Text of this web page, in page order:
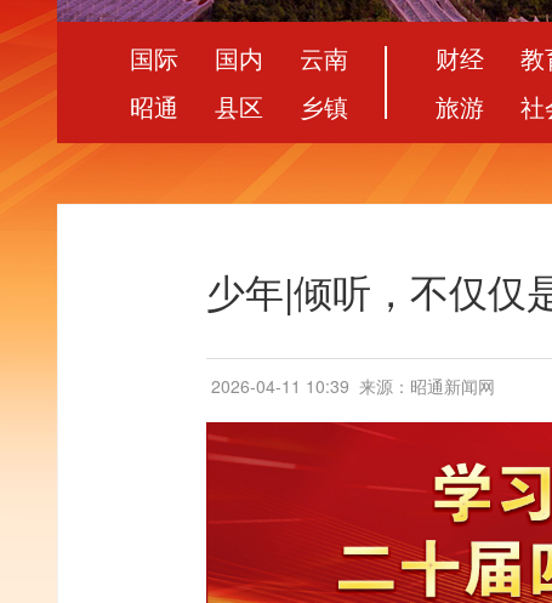
国际 国内
云南
昭通
县区 乡镇
财经 教
旅游
社
少年|倾听，不仅仅
2026-04-11 10:39 来源：昭通新闻网